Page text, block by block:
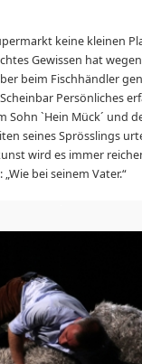
keine kleinen
Gewissen hat
beim Fischhändler
Persönliches
Sohn `Hein Mück´ und
seines Sprösslings
wird es immer
bei seinem Vater.“